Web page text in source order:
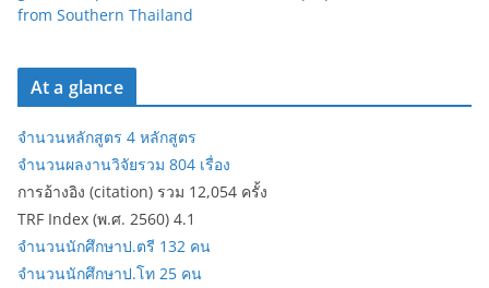
from Southern Thailand
At a glance
จำนวนหลักสูตร 4 หลักสูตร
จำนวนผลงานวิจัยรวม 804 เรื่อง
การอ้างอิง (citation) รวม 12,054 ครั้ง
TRF Index (พ.ศ. 2560) 4.1
จำนวนนักศึกษาป.ตรี 132 คน
จำนวนนักศึกษาป.โท 25 คน